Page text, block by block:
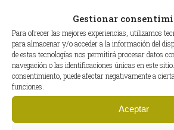
Gestionar
Para ofrecer las mejores experiencias, utilizamos
para almacenar y/o acceder a la información del
de estas tecnologías nos permitirá procesar datos
navegación o las identificaciones únicas en este
consentimiento, puede afectar negativamente a
funciones.
Aceptar
Salud(6)
ENTRADAS ANTERIORES